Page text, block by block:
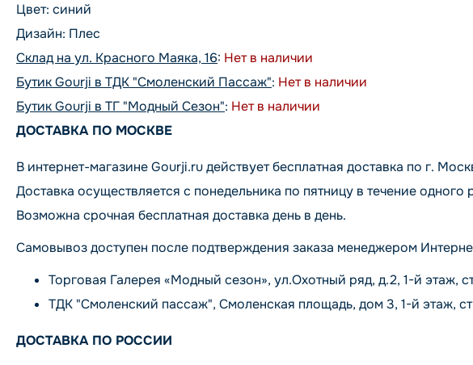
Цвет: синий
Дизайн: Плес
Склад на ул. Красного Маяка, 16: Нет в наличии
Бутик Gourji в ТДК "Смоленский Пассаж": Нет в наличии
Бутик Gourji в ТГ "Модный Сезон": Нет в наличии
ДОСТАВКА ПО МОСКВЕ
В интернет-магазине Gourji.ru действует бесплатная доставка по г.
Доставка осуществляется с понедельника по пятницу в течение
Возможна срочная бесплатная доставка день в день.
Самовывоз доступен после подтверждения заказа менеджером
Торговая Галерея «Модный сезон», ул.Охотный ряд, д.2, 1-й этаж,
ТДК "Смоленский пассаж", Смоленская площадь, дом 3, 1-й этаж,
ДОСТАВКА ПО РОССИИ